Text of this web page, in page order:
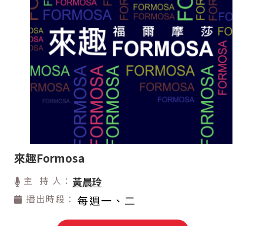
來趣Formosa
主 持 人： 黃晨玲
播出時段： 每週一、二